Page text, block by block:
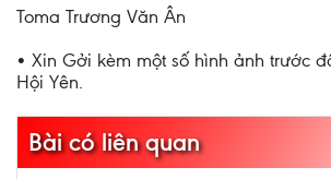
Toma Trương Văn Ân
• Xin Gởi kèm một số hình ảnh trước
Hội Yên.
Bài có liên quan